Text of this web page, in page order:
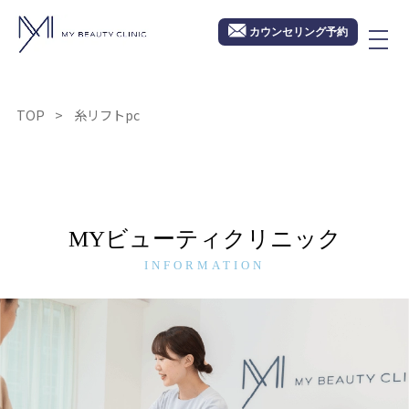
カウンセリング予約
TOP 糸リフトpc
MYビューティクリニック
INFORMATION